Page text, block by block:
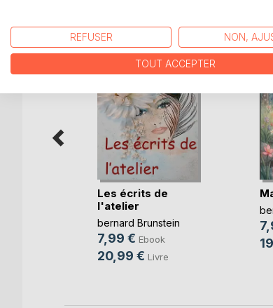
D’AUTRES
Les écrits de
l'atelier
bernard Brunstein
7,99 € Ebook
20,99 € Livre
REFUSER NON,
TOUT ACCEPTER